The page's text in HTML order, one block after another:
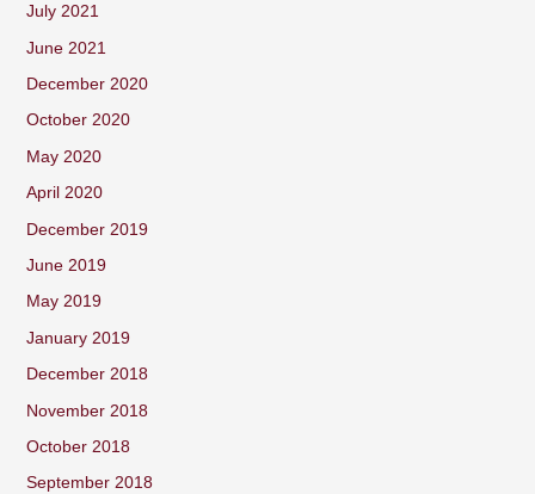
July 2021
June 2021
December 2020
October 2020
May 2020
April 2020
December 2019
June 2019
May 2019
January 2019
December 2018
November 2018
October 2018
September 2018